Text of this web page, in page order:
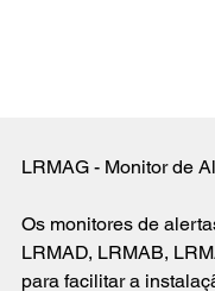
LRMAG - Monitor de
Os monitores de
LRMAD, LRMAB,
para facilitar a